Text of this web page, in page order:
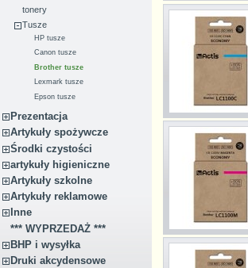
tonery
Tusze
HP tusze
Canon tusze
Brother tusze
Lexmark tusze
Epson tusze
Prezentacja
Artykuły spożywcze
Środki czystości
artykuły higieniczne
Artykuły szkolne
Artykuły reklamowe
Inne
*** WYPRZEDAŻ ***
BHP i wysyłka
Druki akcydensowe